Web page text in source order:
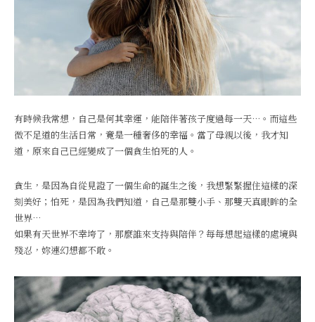
有時候我常想，自己是何其幸運，能陪伴著孩子度過每一天…。而這些
微不足道的生活日常，竟是一種奢侈的幸福。當了母親以後，我才知
道，原來自己已經變成了一個貪生怕死的人。
貪生，是因為自從見證了一個生命的誕生之後，我想緊緊握住這樣的深
刻美好；怕死，是因為我們知道，自己是那雙小手、那雙天真眼眸的全
世界…
如果有天世界不幸垮了，那麼誰來支持與陪伴？每每想起這樣的處境與
殘忍，妳連幻想都不敢。